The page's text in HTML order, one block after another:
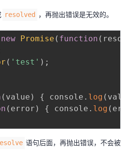
resolved ，再抛出错误是无效的。
new Promise ( function (
( 'test' ) ;
( value ) { console . log (
( error ) { console . log (
语句后面，再抛出错误，不会被